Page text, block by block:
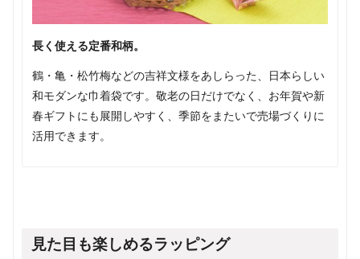
長く使える定番和柄。
鶴・亀・松竹梅などの吉祥文様をあしらった、日本らしい
和モダンな巾着袋です。敬老の日だけでなく、お年賀や新
春ギフトにも展開しやすく、季節をまたいで売場づくりに
活用できます。
見た目も楽しめるラッピング